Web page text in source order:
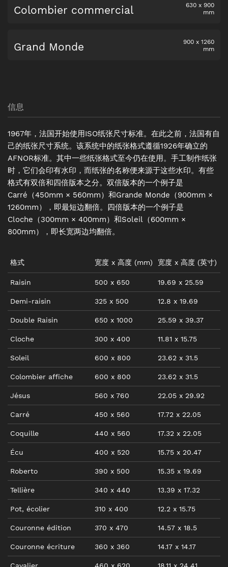
Colombier commercial 630 x 900
mm
Grand Monde 900 x 1260
mm
信息
1967年，法国开始使用ISO纸张尺寸标准。在此之前，法国有自
己的纸张尺寸系统。该系统中的纸张格式遵循1926年确立的
AFNOR标准。其中一些纸张格式至今仍在使用。手工制作纸张
时，它们会印有水印，而纸张的名称便来源于这些水印。有些
格式有双倍和四倍版本之分。双倍版本的一个例子是
Carré（450mm × 560mm）和Grande Monde（900mm ×
1260mm），即最短边翻倍。四倍版本的一个例子是
Cloche（300mm × 400mm）和Soleil（600mm ×
800mm），即长宽两边均翻倍。
格式 宽度 x 高度 (mm) 宽度 x 高度 (英寸)
Raisin 500 x 650 19.69 x 25.59
Demi-raisin 325 x 500 12.8 x 19.69
Double Raisin 650 x 1000 25.59 x 39.37
Cloche 300 x 400 11.81 x 15.75
Soleil 600 x 800 23.62 x 31.5
Colombier affiche 600 x 800 23.62 x 31.5
Jésus 560 x 760 22.05 x 29.92
Carré 450 x 560 17.72 x 22.05
Coquille 440 x 560 17.32 x 22.05
Écu 400 x 520 15.75 x 20.47
Roberto 390 x 500 15.35 x 19.69
Tellière 340 x 440 13.39 x 17.32
Pot, écolier 310 x 400 12.2 x 15.75
Couronne édition 370 x 470 14.57 x 18.5
Couronne écriture 360 x 360 14.17 x 14.17
Cavalier 460 x 620 18.11 x 24.41